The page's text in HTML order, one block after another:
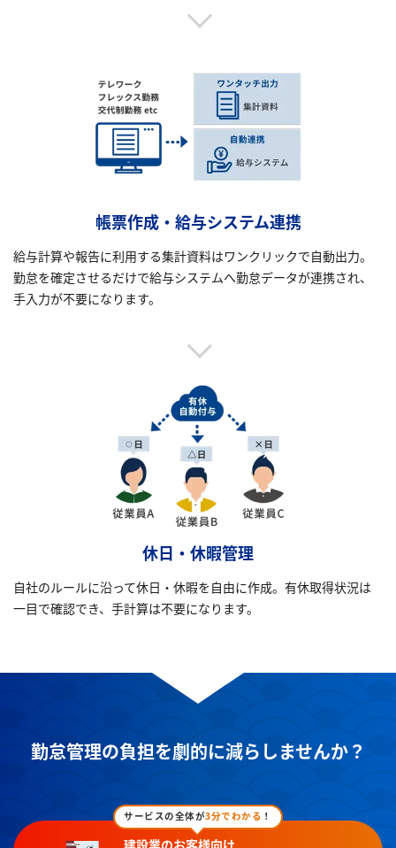
帳票作成・給与システム連携
給与計算や報告に利用する集計資料はワンクリックで自動出力。
勤怠を確定させるだけで給与システムへ勤怠データが連携され、
手入力が不要になります。
休日・休暇管理
自社のルールに沿って休日・休暇を自由に作成。有休取得状況は
一目で確認でき、手計算は不要になります。
勤怠管理の負担を劇的に減らしませんか？
サービスの全体が3分でわかる ！
建設業のお客様向け